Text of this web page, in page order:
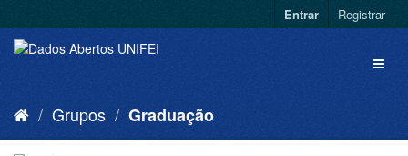
Entrar Registrar
Grupos Graduação